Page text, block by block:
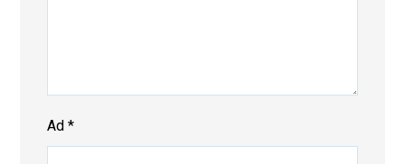
Ad*